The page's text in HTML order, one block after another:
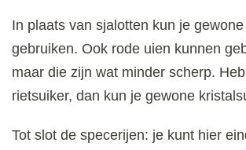
In plaats van sjalotten kun je
gebruiken. Ook rode uien kunnen
maar die zijn wat minder scherp.
rietsuiker, dan kun je gewone
Tot slot de specerijen: je kunt hier